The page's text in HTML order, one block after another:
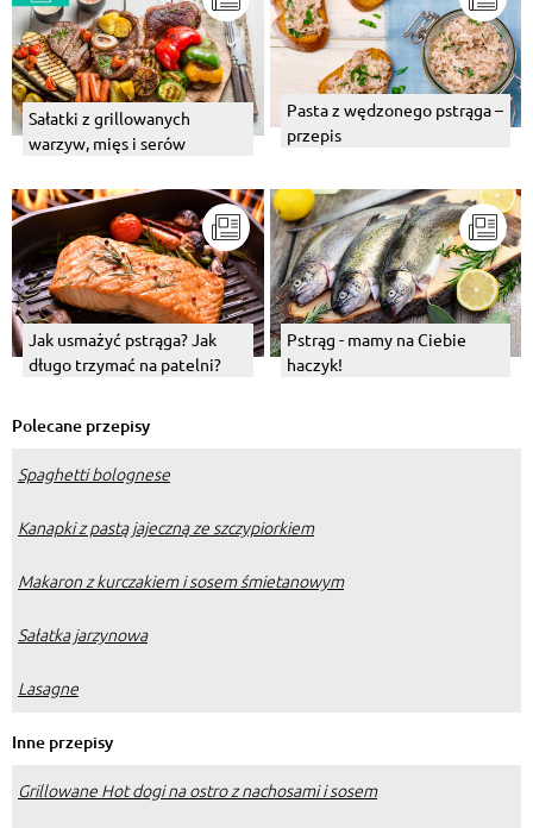
Sałatki z grillowanych
warzyw, mięs i serów
Pasta z wędzonego pstrąga –
przepis
Jak usmażyć pstrąga? Jak
długo trzymać na patelni?
Pstrąg - mamy na Ciebie
haczyk!
Polecane przepisy
Spaghetti bolognese
Kanapki z pastą jajeczną ze szczypiorkiem
Makaron z kurczakiem i sosem śmietanowym
Sałatka jarzynowa
Lasagne
Inne przepisy
Grillowane Hot dogi na ostro z nachosami i sosem